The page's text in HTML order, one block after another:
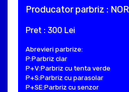
Producator parbriz :
Pret : 300 Lei
Abrevieri parbrize:
P:Parbriz clar
P+V:Parbriz cu tenta verde
P+S:Parbriz cu parasolar
P+SE:Parbriz cu senzor